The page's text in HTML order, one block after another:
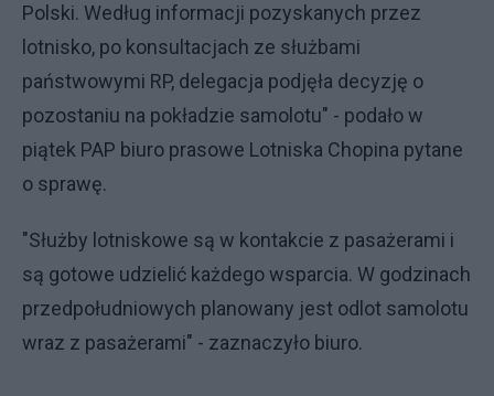
Polski. Według informacji pozyskanych przez
lotnisko, po konsultacjach ze służbami
państwowymi RP, delegacja podjęła decyzję o
pozostaniu na pokładzie samolotu" - podało w
piątek PAP biuro prasowe Lotniska Chopina pytane
o sprawę.
"Służby lotniskowe są w kontakcie z pasażerami i
są gotowe udzielić każdego wsparcia. W godzinach
przedpołudniowych planowany jest odlot samolotu
wraz z pasażerami" - zaznaczyło biuro.